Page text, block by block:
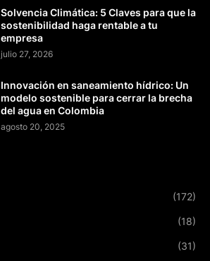
Solvencia Climática: 5 Claves para que la
sostenibilidad haga rentable a tu
empresa
julio 27, 2026
Innovación en saneamiento hídrico: Un
modelo sostenible para cerrar la brecha
del agua en Colombia
agosto 20, 2025
(172)
(18)
(31)